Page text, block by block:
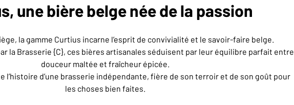
une bière belge née de la passion
la gamme Curtius incarne l’esprit de convivialité et le savoir-faire belge.
la Brasserie {C}, ces bières artisanales séduisent par leur équilibre parfait entre
douceur maltée et fraîcheur épicée.
l’histoire d’une brasserie indépendante, fière de son terroir et de son goût pour
les choses bien faites.